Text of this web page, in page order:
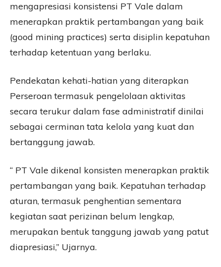
mengapresiasi konsistensi PT Vale dalam
menerapkan praktik pertambangan yang baik
(good mining practices) serta disiplin kepatuhan
terhadap ketentuan yang berlaku.
Pendekatan kehati-hatian yang diterapkan
Perseroan termasuk pengelolaan aktivitas
secara terukur dalam fase administratif dinilai
sebagai cerminan tata kelola yang kuat dan
bertanggung jawab.
“ PT Vale dikenal konsisten menerapkan praktik
pertambangan yang baik. Kepatuhan terhadap
aturan, termasuk penghentian sementara
kegiatan saat perizinan belum lengkap,
merupakan bentuk tanggung jawab yang patut
diapresiasi,” Ujarnya.